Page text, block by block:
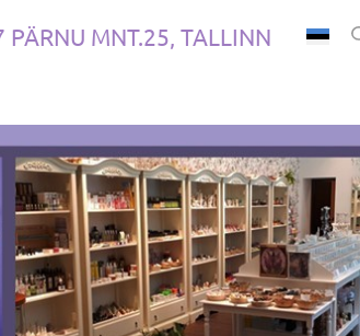
PÄRNU MNT.25, TALLINN